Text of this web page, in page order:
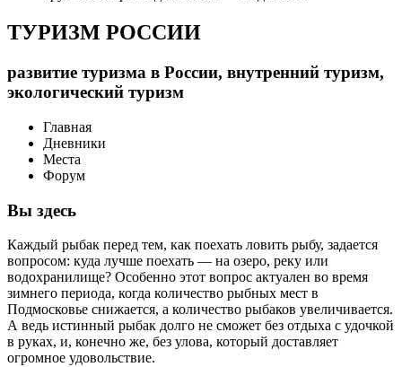
ТУРИЗМ РОССИИ
развитие туризма в России, внутренний туризм,
экологический туризм
Главная
Дневники
Места
Форум
Вы здесь
Каждый рыбак перед тем, как поехать ловить рыбу, задается
вопросом: куда лучше поехать — на озеро, реку или
водохранилище? Особенно этот вопрос актуален во время
зимнего периода, когда количество рыбных мест в
Подмосковье снижается, а количество рыбаков увеличивается.
А ведь истинный рыбак долго не сможет без отдыха с удочкой
в руках, и, конечно же, без улова, который доставляет
огромное удовольствие.